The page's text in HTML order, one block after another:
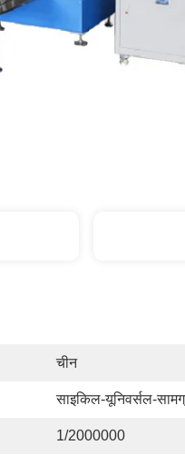
चीन
साइकिल-यूनिवर्सल-
1/2000000